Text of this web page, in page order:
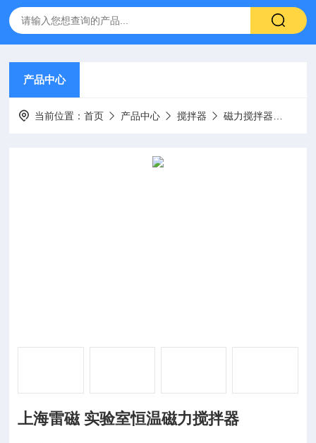
产品中心
当前位置：首页 产品中心 搅拌器 磁力搅拌器
上海雷磁 实验室恒温磁力搅拌器